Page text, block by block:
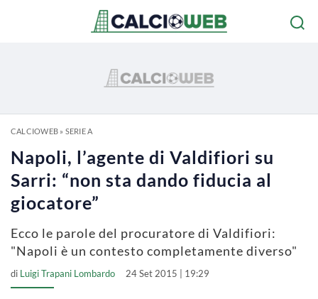
CALCIOWEB» SERIE A
Napoli, l’agente di Valdifiori su
Sarri: “non sta dando fiducia al
giocatore”
Ecco le parole del procuratore di Valdifiori:
"Napoli è un contesto completamente diverso"
di Luigi Trapani Lombardo 24 Set 2015 | 19:29